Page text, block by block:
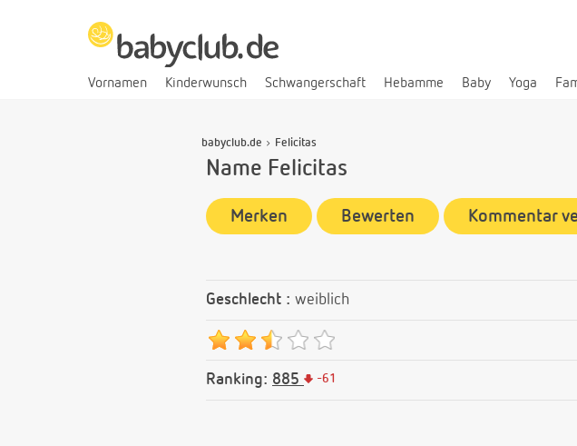
Vornamen Kinderwunsch Schwangerschaft Hebamme Baby Yoga
babyclub.de Felicitas
Name Felicitas
Merken Bewerten Kommentar
Geschlecht : weiblich
Ranking: 885 -61